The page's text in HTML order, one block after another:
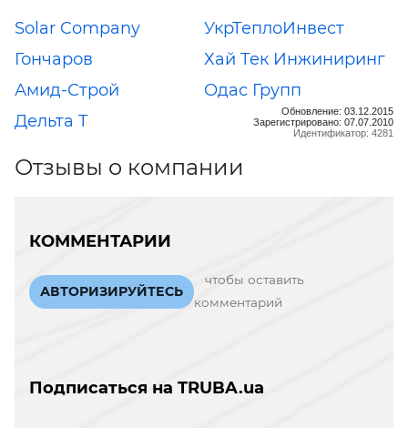
Solar Company
УкрТеплоИнвест
Гончаров
Хай Тек Инжиниринг
Амид-Строй
Одас Групп
Дельта Т
Обновление: 03.12.2015
Зарегистрировано: 07.07.2010
Идентификатор: 4281
Отзывы о компании
КОММЕНТАРИИ
АВТОРИЗИРУЙТЕСЬ
чтобы оставить
комментарий
Подписаться на TRUBA.ua